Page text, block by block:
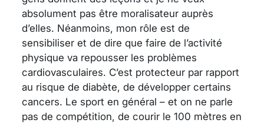
absolument pas être moralisateur auprès
d’elles. Néanmoins, mon rôle est de
sensibiliser et de dire que faire de l’activité
physique va repousser les problèmes
cardiovasculaires. C’est protecteur par rapport
au risque de diabète, de développer certains
cancers. Le sport en général – et on ne parle
pas de compétition, de courir le 100 mètres en